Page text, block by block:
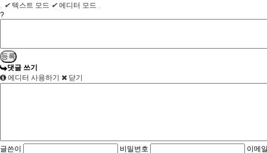
✔ 텍스트 모드 ✔에디터 모드
?
댓글 쓰기
에디터 사용하기
닫기
글쓴이 비밀번호 이메